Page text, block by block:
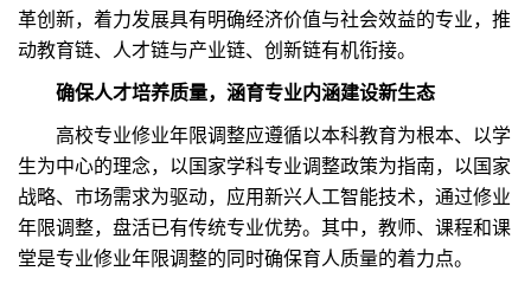
革创新，着力发展具有明确经济价值与社会效益的专业，推
动教育链、人才链与产业链、创新链有机衔接。
确保人才培养质量，涵育专业内涵建设新生态
高校专业修业年限调整应遵循以本科教育为根本、以学
生为中心的理念，以国家学科专业调整政策为指南，以国家
战略、市场需求为驱动，应用新兴人工智能技术，通过修业
年限调整，盘活已有传统专业优势。其中，教师、课程和课
堂是专业修业年限调整的同时确保育人质量的着力点。